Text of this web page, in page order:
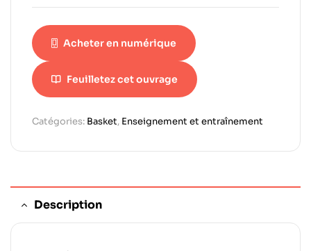
Acheter en numérique
Feuilletez cet ouvrage
Catégories: Basket, Enseignement et entraînement
Description